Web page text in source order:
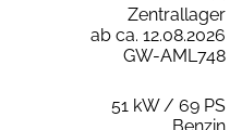
Zentrallager
ab ca. 12.08.2026
GW-AML748
51 kW / 69 PS
Benzin